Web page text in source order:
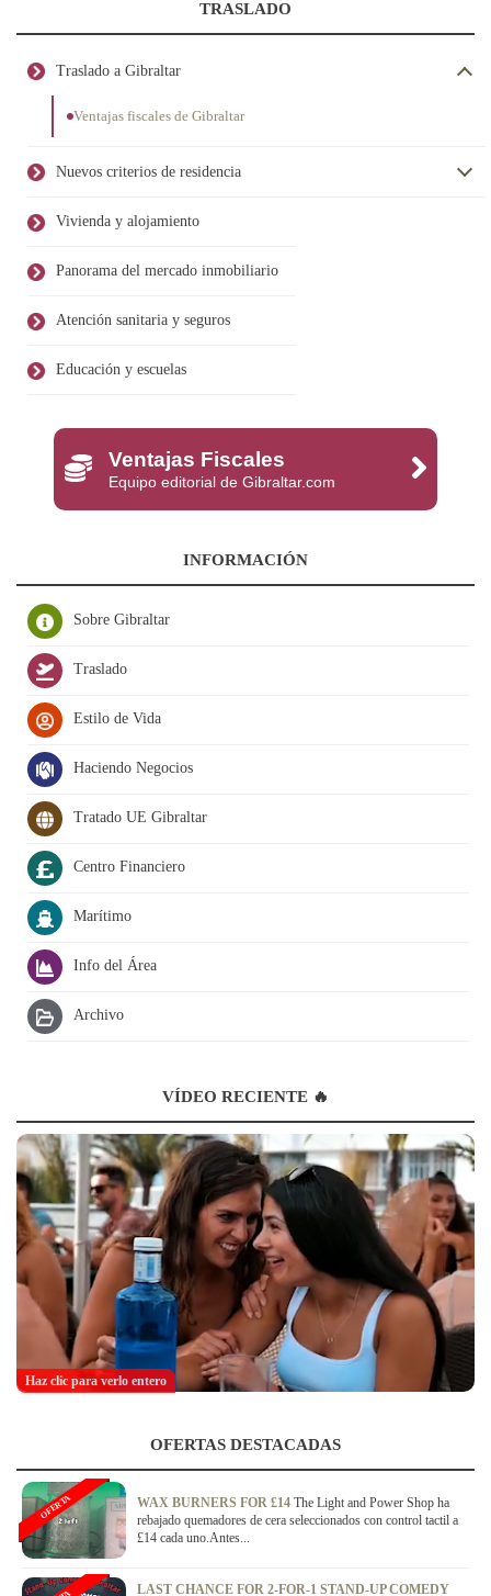
TRASLADO
Traslado a Gibraltar
Ventajas fiscales de Gibraltar
Nuevos criterios de residencia
Vivienda y alojamiento
Panorama del mercado inmobiliario
Atención sanitaria y seguros
Educación y escuelas
Ventajas Fiscales
Equipo editorial de Gibraltar.com
INFORMACIÓN
Sobre Gibraltar
Traslado
Estilo de Vida
Haciendo Negocios
Tratado UE Gibraltar
Centro Financiero
Marítimo
Info del Área
Archivo
VÍDEO RECIENTE 🔥
Haz clic para verlo entero
OFERTAS DESTACADAS
WAX BURNERS FOR £14 The Light and Power Shop ha
rebajado quemadores de cera seleccionados con control tactil a
£14 cada uno.Antes...
OFERTA
LAST CHANCE FOR 2-FOR-1 STAND-UP COMEDY